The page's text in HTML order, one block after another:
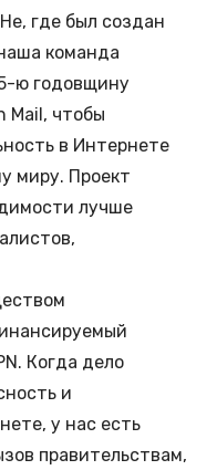
где был создан
команда
ю годовщину
Mail, чтобы
в Интернете
миру. Проект
лучше
Когда дело
и
у нас есть
правительствам,